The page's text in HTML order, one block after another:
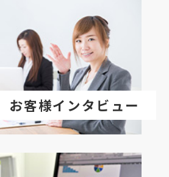
お客様インタビュー